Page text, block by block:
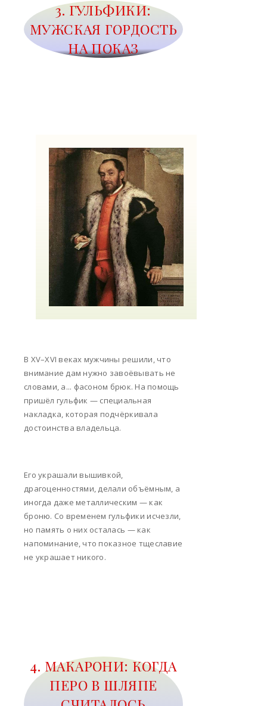
3. ГУЛЬФИКИ:
МУЖСКАЯ ГОРДОСТЬ
НА ПОКАЗ
В XV–XVI веках мужчины решили, что
внимание дам нужно завоёвывать не
словами, а... фасоном брюк. На помощь
пришёл гульфик — специальная
накладка, которая подчёркивала
достоинства владельца.
Его украшали вышивкой,
драгоценностями, делали объёмным, а
иногда даже металлическим — как
броню. Со временем гульфики исчезли,
но память о них осталась — как
напоминание, что показное тщеславие
не украшает никого.
4. МАКАРОНИ: КОГДА
ПЕРО В ШЛЯПЕ